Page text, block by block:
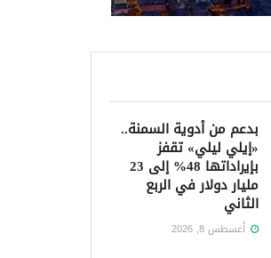
بدعم من أدوية السمنة..
«إيلي ليلي» تقفز
بإيراداتها 48% إلى 23
مليار دولار في الربع
الثاني
أغسطس 8, 2026